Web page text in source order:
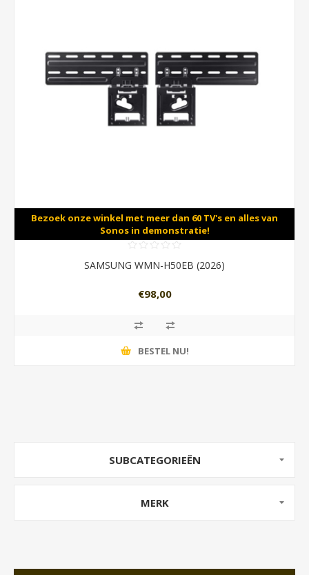
Bezoek onze winkel met meer dan 60 TV's en alles van
Sonos in demonstratie!
SAMSUNG WMN-H50EB (2026)
€98,00
BESTEL NU!
SUBCATEGORIEËN
MERK